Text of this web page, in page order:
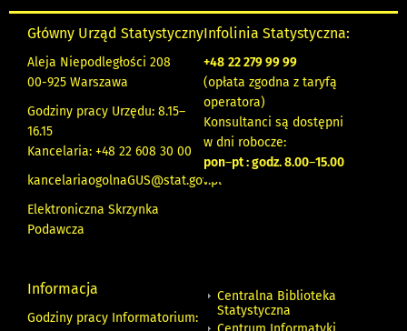
Główny Urząd Statystyczny
Aleja Niepodległości 208
00-925 Warszawa
Godziny pracy Urzędu: 8.15–
16.15
Kancelaria: +48 22 608 30 00
kancelariaogolnaGUS@stat.gov.pl
Elektroniczna Skrzynka
Podawcza
Infolinia Statystyczna:
+48 22 279 99 99
(opłata zgodna z taryfą
operatora)
Konsultanci są dostępni
w dni robocze:
pon–pt : godz. 8.00–15.00
Informacja
Godziny pracy Informatorium:
Centralna Biblioteka
Statystyczna